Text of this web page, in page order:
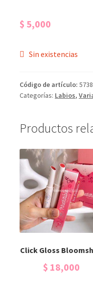
$ 5,000
Sin existencias
Código de artículo: 5738
Categorías: Labios,
Productos
Click Gloss
$ 18,000